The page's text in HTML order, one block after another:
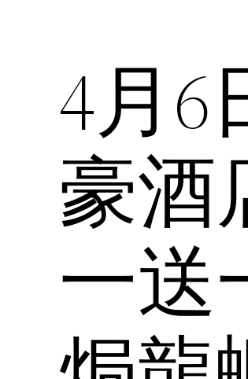
4月6
豪酒
一送